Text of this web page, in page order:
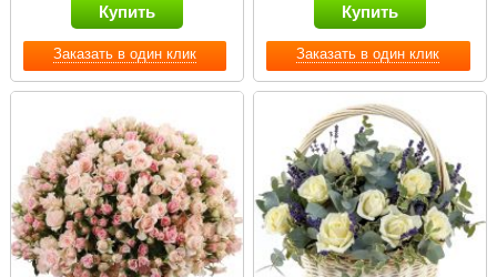
Заказать в один клик
Купить
Заказать в один клик
Купить